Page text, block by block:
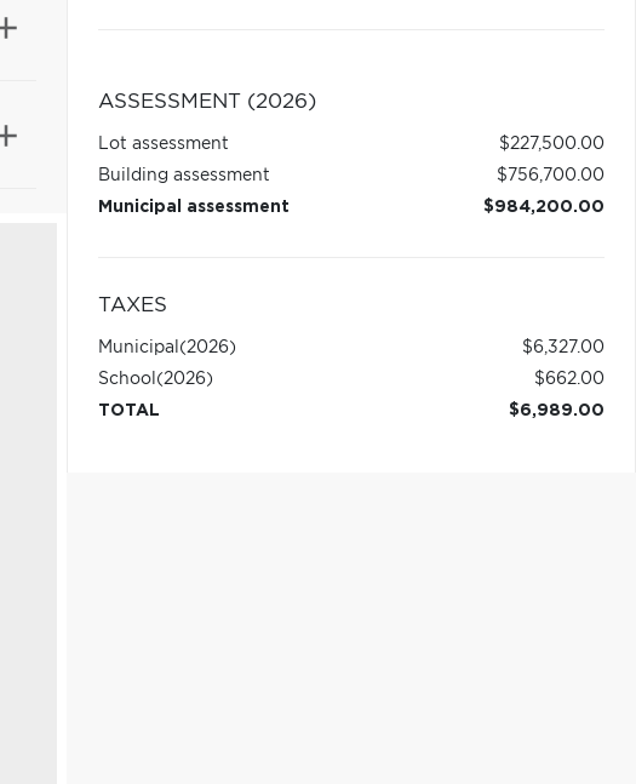
ASSESSMENT (2026)
Lot assessment
$227,500.00
Building assessment
$756,700.00
Municipal assessment
$984,200.00
TAXES
Municipal (2026)
$6,327.00
School (2026)
$662.00
TOTAL
$6,989.00